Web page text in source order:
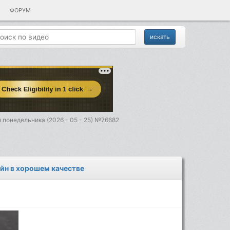
ФОРУМ
понедельника (2026 - 05 - 25) №76682
в хорошем качестве